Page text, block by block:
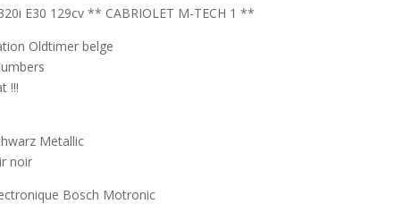
E30 129cv ** CABRIOLET M-TECH 1 **
Oldtimer belge
!!!
Metallic
noir
Bosch Motronic